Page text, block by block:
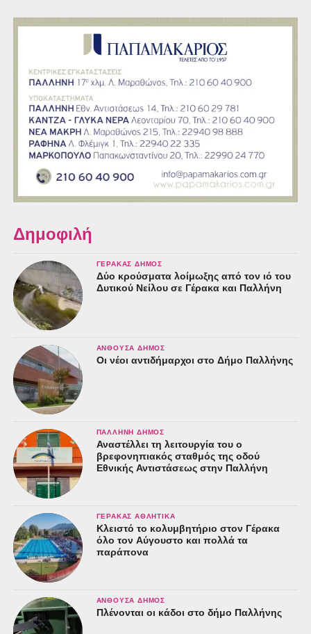
Δημοφιλή
ΓΈΡΑΚΑΣ ΔΉΜΟΣ
Δύο κρούσματα λοίμωξης από τον ιό του
Δυτικού Νείλου σε Γέρακα και Παλλήνη
ΑΝΘΟΎΣΑ ΔΉΜΟΣ
Οι νέοι αντιδήμαρχοι στο Δήμο Παλλήνης
ΠΑΛΛΉΝΗ ΔΉΜΟΣ
Αναστέλλει τη λειτουργία του ο
βρεφονηπιακός σταθμός της οδού
Εθνικής Αντιστάσεως στην Παλλήνη
ΓΈΡΑΚΑΣ ΑΘΛΗΤΙΚΆ
Κλειστό το κολυμβητήριο στον Γέρακα
όλο τον Αύγουστο και πολλά τα
παράπονα
ΑΝΘΟΎΣΑ ΔΉΜΟΣ
Πλένονται οι κάδοι στο δήμο Παλλήνης